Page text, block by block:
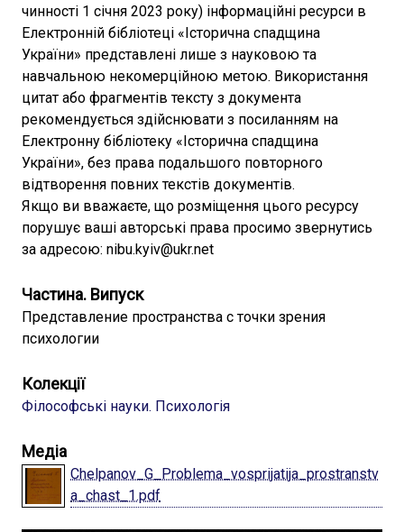
чинності 1 січня 2023 року) інформаційні ресурси в
Електронній бібліотеці «Історична спадщина
України» представлені лише з науковою та
навчальною некомерційною метою. Використання
цитат або фрагментів тексту з документа
рекомендується здійснювати з посиланням на
Електронну бібліотеку «Історична спадщина
України», без права подальшого повторного
відтворення повних текстів документів.
Якщо ви вважаєте, що розміщення цього ресурсу
порушує ваші авторські права просимо звернутись
за адресою: nibu.kyiv@ukr.net
Частина. Випуск
Представление пространства с точки зрения
психологии
Колекції
Філософські науки. Психологія
Медіа
Chelpanov_G_Problema_vosprijatija_prostranstv
a_chast_1.pdf